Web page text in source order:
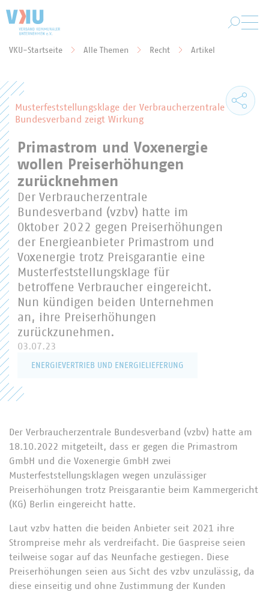
VKU-Startseite Alle Themen Recht Artikel
Musterfeststellungsklage der Verbraucherzentrale
Bundesverband zeigt Wirkung
Primastrom und Voxenergie
wollen Preiserhöhungen
zurücknehmen
Der Verbraucherzentrale
Bundesverband (vzbv) hatte im
Oktober 2022 gegen Preiserhöhungen
der Energieanbieter Primastrom und
Voxenergie trotz Preisgarantie eine
Musterfeststellungsklage für
betroffene Verbraucher eingereicht.
Nun kündigen beiden Unternehmen
an, ihre Preiserhöhungen
zurückzunehmen.
03.07.23
ENERGIEVERTRIEB UND ENERGIELIEFERUNG
Der Verbraucherzentrale Bundesverband (vzbv) hatte am
18.10.2022 mitgeteilt, dass er gegen die Primastrom
GmbH und die Voxenergie GmbH zwei
Musterfeststellungsklagen wegen unzulässiger
Preiserhöhungen trotz Preisgarantie beim Kammergericht
(KG) Berlin eingereicht hatte.
Laut vzbv hatten die beiden Anbieter seit 2021 ihre
Strompreise mehr als verdreifacht. Die Gaspreise seien
teilweise sogar auf das Neunfache gestiegen. Diese
Preiserhöhungen seien aus Sicht des vzbv unzulässig, da
diese einseitig und ohne Zustimmung der Kunden